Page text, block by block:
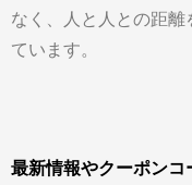
なく、人と人との距
ています。
最新情報やクーポン